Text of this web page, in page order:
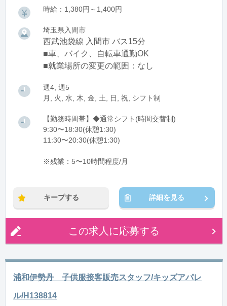
時給：1,380円～1,400円
埼玉県入間市
西武池袋線 入間市 バス15分
■車、バイク、自転車通勤OK
■就業場所の変更の範囲：なし
週4, 週5
月, 火, 水, 木, 金, 土, 日, 祝, シフト制
【勤務時間帯】◆通常シフト(時間交替制)
9:30〜18:30(休憩1:30)
11:30〜20:30(休憩1:30)
※残業：5〜10時間程度/月
キープする 詳細を見る
この求人に応募する
浦和伊勢丹 子供服接客販売スタッフ/キッズアパレ
ル/H138814